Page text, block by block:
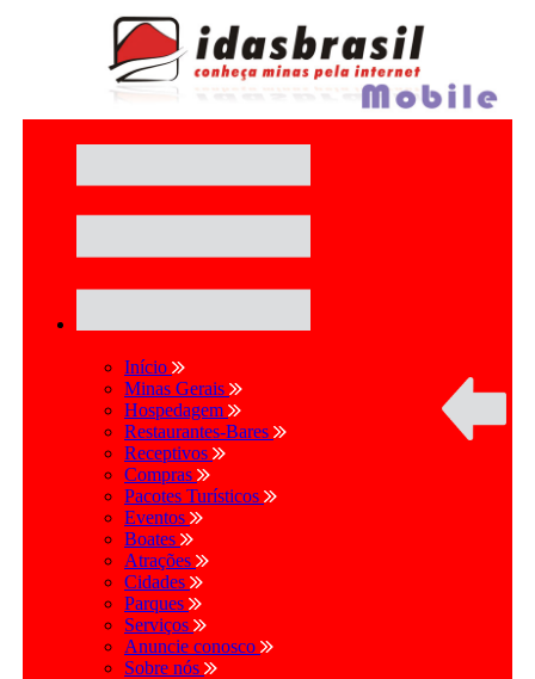
Início
Minas Gerais
Hospedagem
Restaurantes-Bares
Receptivos
Compras
Pacotes Turísticos
Eventos
Boates
Atrações
Cidades
Parques
Serviços
Anuncie conosco
Sobre nós